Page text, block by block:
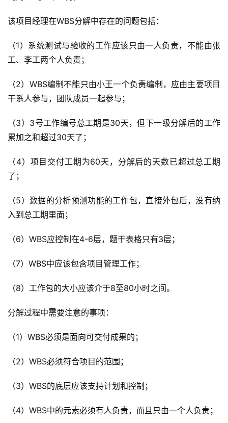
该项目经理在WBS分解中存在的问题包括：
（1）系统测试与验收的工作应该只由一人负责，不能由张
工、李工两个人负责；
（2）WBS编制不能只由小王一个负责编制，应由主要项目
干系人参与，团队成员一起参与；
（3）3号工作编号总工期是30天，但下一级分解后的工作
累加之和超过30天了；
（4）项目交付工期为60天，分解后的天数已超过总工期
了；
（5）数据的分析预测功能的工作包，直接外包后，没有纳
入到总工期里面；
（6）WBS应控制在4-6层，题干表格只有3层；
（7）WBS中应该包含项目管理工作；
（8）工作包的大小应该介于8至80小时之间。
分解过程中需要注意的事项：
（1）WBS必须是面向可交付成果的；
（2）WBS必须符合项目的范围；
（3）WBS的底层应该支持计划和控制；
（4）WBS中的元素必须有人负责，而且只由一个人负责；